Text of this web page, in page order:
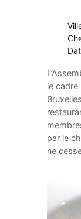
le cadre
par le
ne